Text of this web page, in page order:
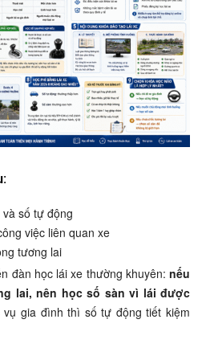
số tự động
việc liên quan xe
tương lai
đàn học lái xe thường khuyên: nếu
lai, nên học số sàn vì lái được
gia đình thì số tự động tiết kiệm